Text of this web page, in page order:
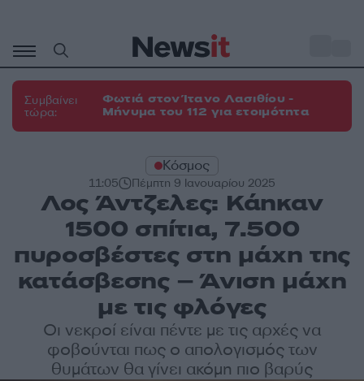
περιεχόμενο
Συμβαίνει
τώρα:
Φωτιά στον Ίτανο Λασιθίου -
Μήνυμα του 112 για ετοιμότητα
Κόσμος
11:05 Πέμπτη 9 Ιανουαρίου 2025
Λος Άντζελες: Κάηκαν
1500 σπίτια, 7.500
πυροσβέστες στη μάχη της
κατάσβεσης – Άνιση μάχη
με τις φλόγες
Οι νεκροί είναι πέντε με τις αρχές να
φοβούνται πως ο απολογισμός των
θυμάτων θα γίνει ακόμη πιο βαρύς